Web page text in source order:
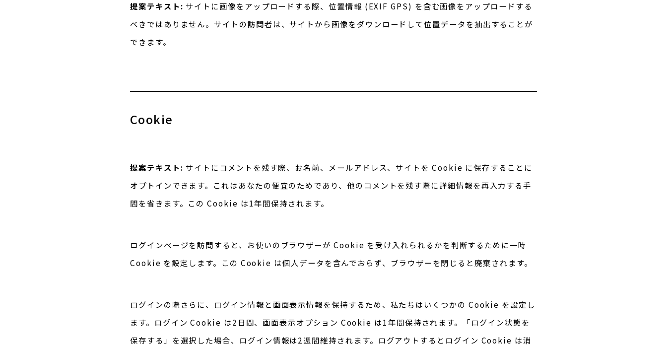
提案テキスト:サイトに画像をアップロードする際、位置情報 (EXIF GPS) を含む画像をアップロードする
べきではありません。サイトの訪問者は、サイトから画像をダウンロードして位置データを抽出することが
できます。
Cookie
提案テキスト:サイトにコメントを残す際、お名前、メールアドレス、サイトを Cookie に保存することに
オプトインできます。これはあなたの便宜のためであり、他のコメントを残す際に詳細情報を再入力する手
間を省きます。この Cookie は1年間保持されます。
ログインページを訪問すると、お使いのブラウザーが Cookie を受け入れられるかを判断するために一時
Cookie を設定します。この Cookie は個人データを含んでおらず、ブラウザーを閉じると廃棄されます。
ログインの際さらに、ログイン情報と画面表示情報を保持するため、私たちはいくつかの Cookie を設定し
ます。ログイン Cookie は2日間、画面表示オプション Cookie は1年間保持されます。「ログイン状態を
保存する」を選択した場合、ログイン情報は2週間維持されます。ログアウトするとログイン Cookie は消